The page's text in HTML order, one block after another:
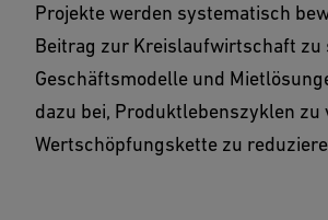
Projekte werden systematisch
Beitrag zur Kreislaufwirtschaft
Geschäftsmodelle und
dazu bei, Produktlebenszyklen
Wertschöpfungskette zu